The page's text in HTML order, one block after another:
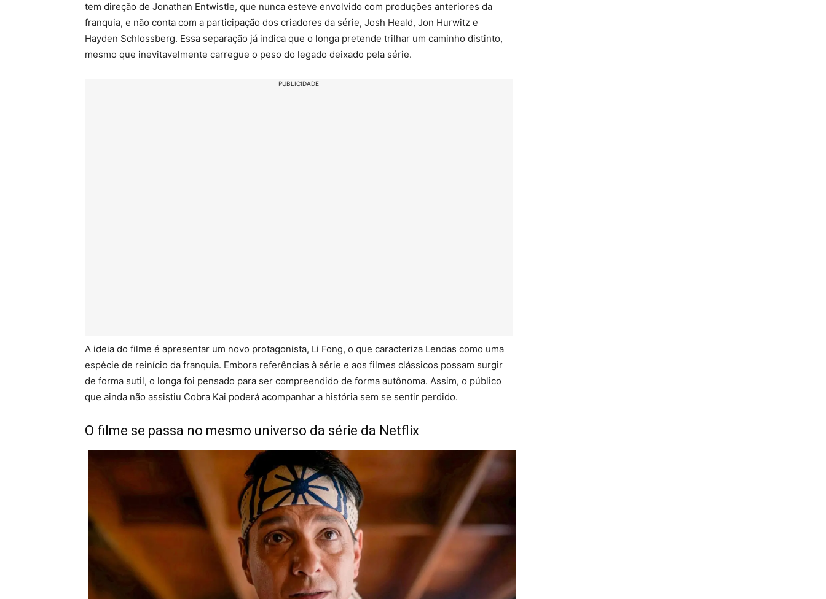
tem direção de Jonathan Entwistle, que nunca esteve envolvido com produções anteriores da
franquia, e não conta com a participação dos criadores da série, Josh Heald, Jon Hurwitz e
Hayden Schlossberg. Essa separação já indica que o longa pretende trilhar um caminho distinto,
mesmo que inevitavelmente carregue o peso do legado deixado pela série.
PUBLICIDADE
A ideia do filme é apresentar um novo protagonista, Li Fong, o que caracteriza Lendas como uma
espécie de reinício da franquia. Embora referências à série e aos filmes clássicos possam surgir
de forma sutil, o longa foi pensado para ser compreendido de forma autônoma. Assim, o público
que ainda não assistiu Cobra Kai poderá acompanhar a história sem se sentir perdido.
O filme se passa no mesmo universo da série da Netflix